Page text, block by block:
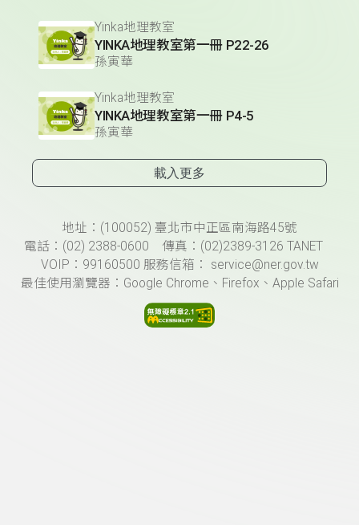
Yinka地理教室
YINKA地理教室第一冊 P22-26
孫寅華
Yinka地理教室
YINKA地理教室第一冊 P4-5
孫寅華
載入更多
頁尾資訊地址：(100052) 臺北市中正區南海路45號
電話：(02) 2388-0600 傳真：(02)2389-3126 TANET
VOIP：99160500 服務信箱： service@ner.gov.tw
最佳使用瀏覽器：Google Chrome、Firefox、Apple Safari